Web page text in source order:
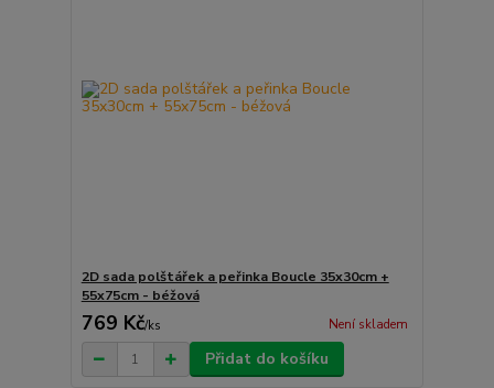
2D sada polštářek a peřinka Boucle 35x30cm +
55x75cm - béžová
769 Kč/ks Není skladem
Přidat do košíku